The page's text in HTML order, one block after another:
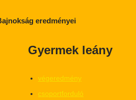
eredményei
Gyermek leány
végeredmény
csoportforduló